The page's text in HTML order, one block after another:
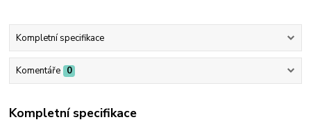
Kompletní specifikace
Komentáře 0
Kompletní specifikace